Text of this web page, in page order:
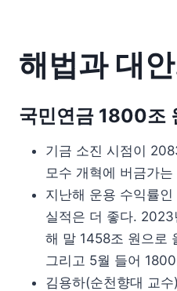
해법과 대
국민연금 1800조
기금 소진 시점이
모수 개혁에 버금가는
지난해 운용 수익률
실적은 더 좋다.
해 말 1458조 원으로
그리고 5월 들어
김용하(순천향대 교수